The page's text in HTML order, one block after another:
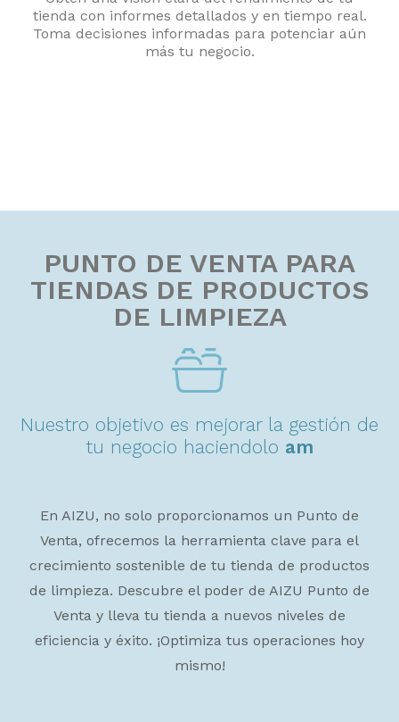
tienda con informes detallados y en tiempo real.
Toma decisiones informadas para potenciar aún
más tu negocio.
PUNTO DE VENTA PARA
TIENDAS DE PRODUCTOS
DE LIMPIEZA
Nuestro objetivo es mejorar la gestión de
tu negocio haciendolo am igab
En AIZU, no solo proporcionamos un Punto de
Venta, ofrecemos la herramienta clave para el
crecimiento sostenible de tu tienda de productos
de limpieza. Descubre el poder de AIZU Punto de
Venta y lleva tu tienda a nuevos niveles de
eficiencia y éxito. ¡Optimiza tus operaciones hoy
mismo!